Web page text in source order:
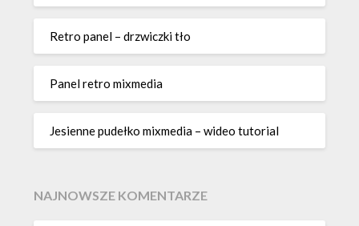
Retro panel – drzwiczki tło
Panel retro mixmedia
Jesienne pudełko mixmedia – wideo tutorial
NAJNOWSZE KOMENTARZE